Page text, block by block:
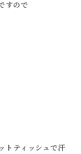
すので
トティッシュで汗